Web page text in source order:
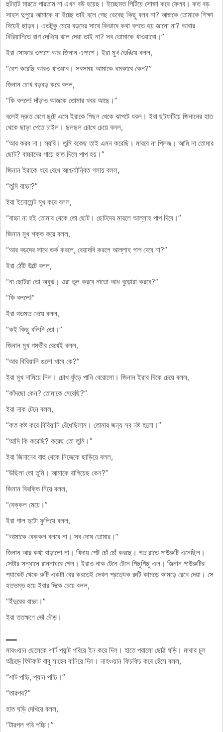
হুটহাট মারতে পারতাম না এখন বউ হয়েছ। ইচ্ছেমত পিটিয়ে সোজা করে ফেলব। কত বড়
সাহস দুপুরে আমাকে যা ইচ্ছে তাই বলে গেছ ভেবেছ কিছু বলব না? আজকে তোমাকে শিক্ষা
দিয়েই ছাড়ব। এতটুকু মেয়ে বড়দের সাথে কিভাবে কথা বলতে হয় জানো না? আবার
বিরিয়ানিতে রাগ দেখিয়ে ঝাল দেয়া তাই না? সব তোমাকে খাওয়াবো।”
ইরা সোফার ওপাশে আর জিনান এপাশে। ইরা মুখ ভেঙিয়ে বলল,
“বেশ করেছি আরও খাওয়াব। সবসময় আমাকে ধমকাবে কেন?”
জিনান চোখ বড়বড় করে বলল,
“কি বললে! দাঁড়াও আজকে তোমার খবর আছে।”
বলেই দ্রুত বেগে ছুটে এসে ইরাকে পিছন থেকে ঝাপটে ধরল। ইরা ছটফটিয়ে জিনানের হাত
থেকে ছাড়া পেতে চাইল। ছলছল চোখে চেয়ে বলল,
“আর করব না। স্যরি। তুমি বকেছ তাই এমন করেছি। মারবে না প্লিজ। আমি না তোমার
ছোট? বাচ্চাদের গায়ে হাত দিলে পাপ হয়।”
জিনান ইরাকে ধরে রেখে আশ্চর্যান্বিত গলায় বলল,
“তুমি বাচ্চা?”
ইরা ইনোসেন্ট মুখ করে বলল,
“বাচ্চা না হই তোমার থেকে তো ছোট। ছোটদের মারলে আল্লাহ পাপ দিবে।”
জিনান মুখ শক্ত করে বলল,
“আর বড়দের সাথে তর্ক করলে, বেয়াদবি করলে আল্লাহ পাপ দেবে না?”
ইরা ঠোঁট উল্টে বলল,
“না ছোটরা তো অবুঝ। ওরা ভুল করবে নাতো আধ বুড়োরা করবে?”
“কি বললে!”
ইরা থতমত খেয়ে বলল,
“কই কিছু বলিনি তো।”
জিনান মুখ গম্ভীর রেখেই বলল,
“আর বিরিয়ানি গুলো খাবে কে?”
ইরা মুখ নামিয়ে নিল। চোখ ফুঁড়ে পানি বেরোলো। জিনান ইরার দিকে চেয়ে বলল,
“কাঁদছো কেন? তোমাকে মেরেছি?”
ইরা নাক টেনে বলল,
“কত কষ্ট করে বিরিয়ানি রেঁধেছিলাম। তোমার জন্য সব নষ্ট হলো।”
“আমি কি করেছি? করেছ তো তুমি।”
ইরা জিনানের বাহু থেকে নিজেকে ছাড়িয়ে বলল,
“উছিলা তো তুমি। আমাকে রাগিয়েছ কেন?”
জিনান বিরক্তি নিয়ে বলল,
“বেক্কল মেয়ে।”
ইরা গাল দুটো ফুলিয়ে বলল,
“আমাকে বেক্কল বলবে না। সব দোষ তোমার।”
জিনান আর কথা বাড়ালো না। খিদায় পেট চোঁ চোঁ করছে। গত রাতে পাউরুটি এনেছিল।
সেটার সন্ধানে রান্নাঘরে গেল। ইরাও নাক টেনে টেনে পিছুপিছু এল। জিনান পাউরুটির
প্যাকেট থেকে রুটি একটা বের করতেই দেখল প্রত্যেক রুটি কামড়ে কামড়ে রেখে দেয়া। সে
হতভম্ভ হয়ে ইরার দিকে চেয়ে বলল,
“ইঁদুরের বাচ্চা।”
ইরা ততক্ষণে ভোঁ দৌড়।
মারওয়ান ছেলেকে শার্ট প্যান্ট পরিয়ে ইন করে দিল। হাতে পরালো ছোট্ট ঘড়ি। মাথার চুল
আঁচড়ে ফিটফাট বাবু সাহেব বানিয়ে দিল। নাহওয়ান ফিচফিচ করে হেঁসে বলল,
“শাট পচ্চি, প্যান পচ্চি।”
“তারপর?”
হাত ঘড়ি দেখিয়ে বলল,
“টারপল গরি পচ্চি।”